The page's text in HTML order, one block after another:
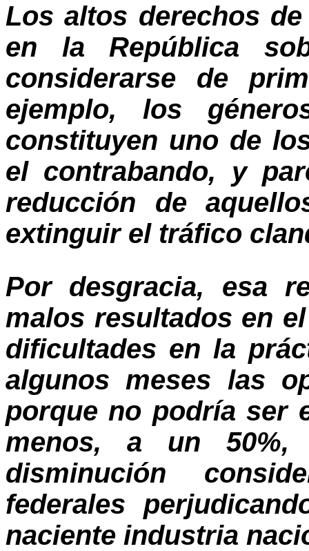
Los altos derechos
en la República
considerarse de
ejemplo, los
constituyen uno de
el contrabando, y
reducción de
extinguir el tráfico
Por desgracia, esa
malos resultados en
dificultades en la
algunos meses las
porque no podría ser
menos, a un 50%,
disminución
federales
naciente industria